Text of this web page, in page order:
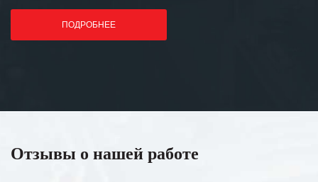
ПОДРОБНЕЕ
Отзывы о нашей работе